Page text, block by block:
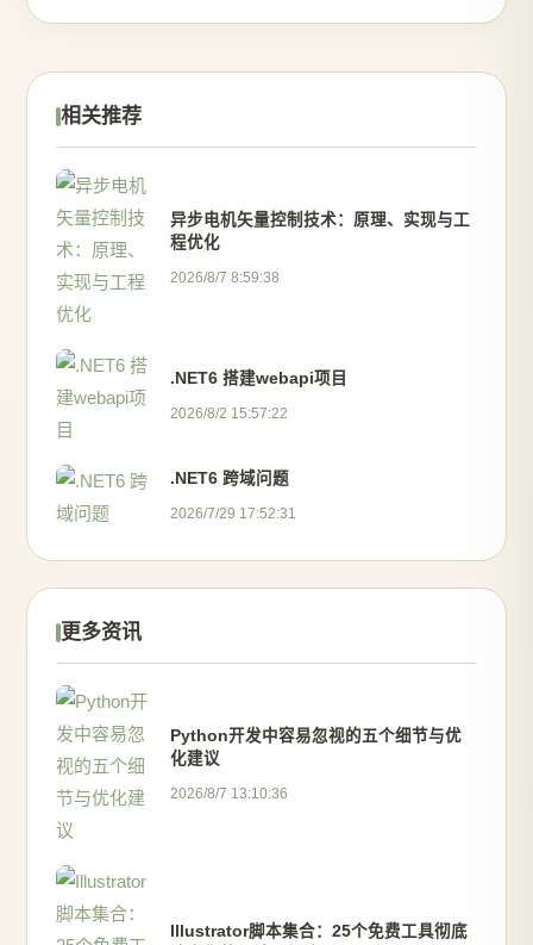
相关推荐
异步电机矢量控制技术：原理、实现与工
程优化
2026/8/7 8:59:38
.NET6 搭建webapi项目
2026/8/2 15:57:22
.NET6 跨域问题
2026/7/29 17:52:31
更多资讯
Python开发中容易忽视的五个细节与优
化建议
2026/8/7 13:10:36
Illustrator脚本集合：25个免费工具彻底